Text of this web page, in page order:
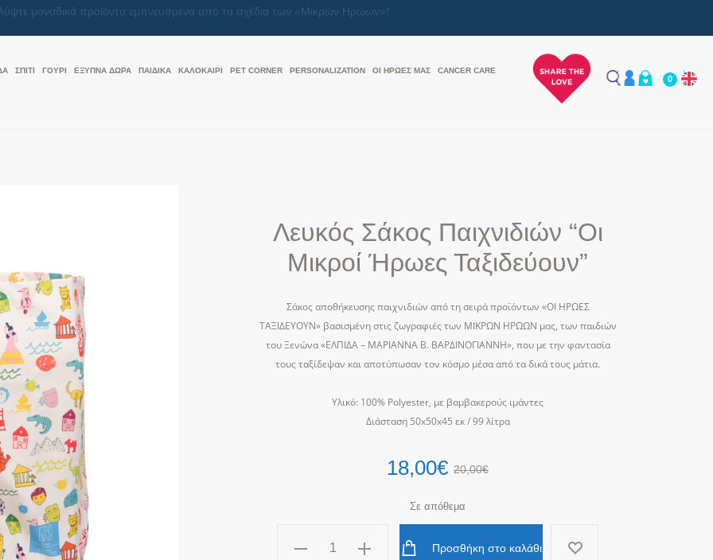
Μαζί, κάνουμε κάθε δώρο μια πράξη αγάπης
ΣΠΙΤΙ ΓΟΥΡΙ ΕΞΥΠΝΑ ΔΩΡΑ ΠΑΙΔΙΚΑ ΚΑΛΟΚΑΊΡΙ PET CORNER PERSONALIZATION ΟΙ ΗΡΩΕΣ ΜΑΣ CANCER CARE
0
Λευκός Σάκος Παιχνιδιών “Οι
Μικροί Ήρωες Ταξιδεύουν”
Σάκος αποθήκευσης παιχνιδιών από τη σειρά προϊόντων «ΟΙ ΗΡΩΕΣ
ΤΑΞΙΔΕΥΟΥΝ» βασισμένη στις ζωγραφιές των ΜΙΚΡΩΝ ΗΡΩΩΝ μας, των παιδιών
του Ξενώνα «ΕΛΠΙΔΑ – ΜΑΡΙΑΝΝΑ Β. ΒΑΡΔΙΝΟΓΙΑΝΝΗ», που με την φαντασία
τους ταξίδεψαν και αποτύπωσαν τον κόσμο μέσα από τα δικά τους μάτια.
Υλικό: 100% Polyester, με βαμβακερούς ιμάντες
Διάσταση 50x50x45 εκ / 99 λίτρα
20,00€
18,00€
Σε απόθεμα
Προσθήκη στο καλάθι